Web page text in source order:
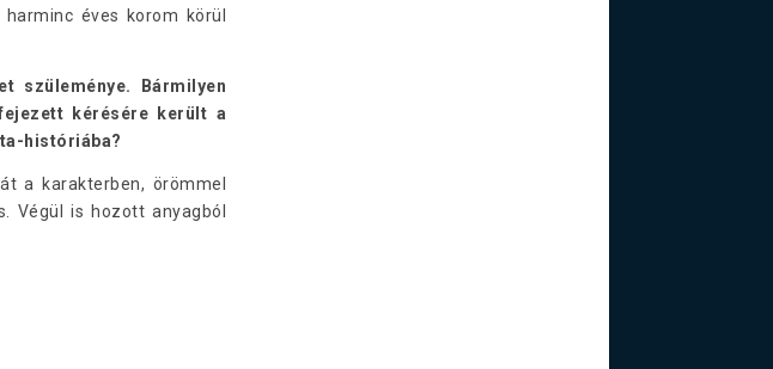
éves korom körül
szüleménye. Bármilyen
kérésére került a
históriába?
a karakterben, örömmel
Végül is hozott anyagból